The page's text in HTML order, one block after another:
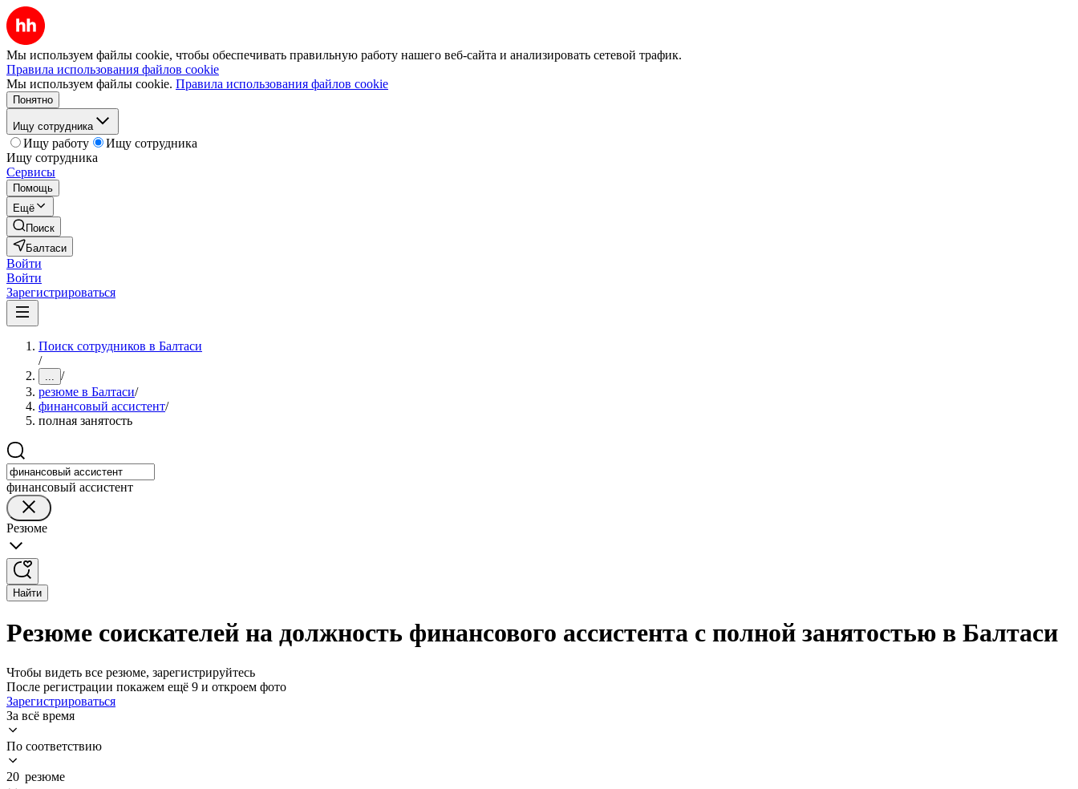
Мы используем файлы cookie, чтобы обеспечивать правильную работу нашего веб-сайта и анализировать сетевой трафик.
Правила использования файлов cookie
Мы используем файлы cookie. Правила использования файлов cookie
Понятно
Ищу сотрудника
Ищу работу
Ищу сотрудника
Ищу сотрудника
Сервисы
Помощь
Ещё
Поиск
Балтаси
Войти
Войти
Зарегистрироваться
Поиск сотрудников в Балтаси
/
... /
резюме в Балтаси/
финансовый ассистент/
полная занятость
финансовый ассистент
Резюме
Найти
Резюме соискателей на должность финансового ассистента с полной занятостью в Балтаси
Чтобы видеть все резюме, зарегистрируйтесь
После регистрации покажем ещё 9 и откроем фото
Зарегистрироваться
За всё время
По соответствию
20 резюме